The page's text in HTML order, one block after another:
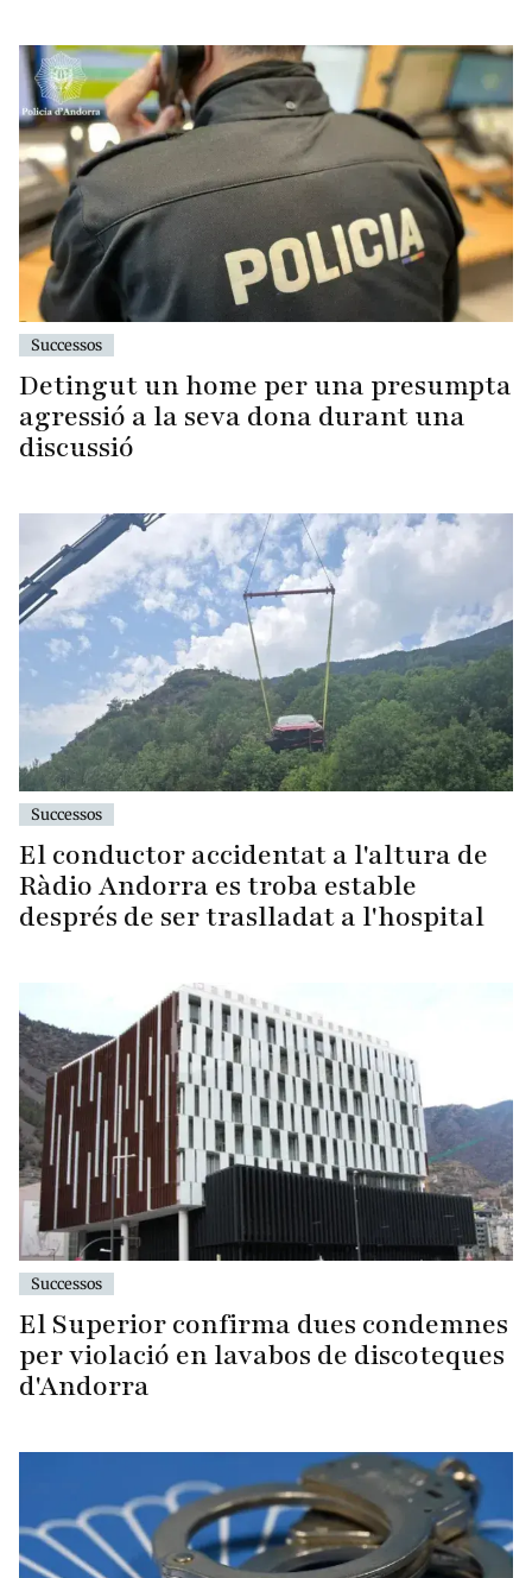
Successos
Detingut un home per una presumpta
agressió a la seva dona durant una
discussió
Successos
El conductor accidentat a l'altura de
Ràdio Andorra es troba estable
després de ser traslladat a l'hospital
Successos
El Superior confirma dues condemnes
per violació en lavabos de discoteques
d'Andorra